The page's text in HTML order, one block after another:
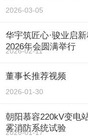
2026-03-05
华宇筑匠心·骏业启
2026年会圆满举行
2026-02-11
董事长推荐视频
2026-01-30
朝阳慕容220kV变电
雾消防系统试验
2026-01-17